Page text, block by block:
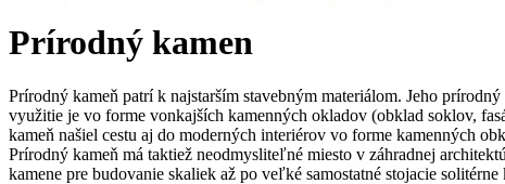
Prírodný kamen
Prírodný kameň patrí k najstarším stavebným materiálom. Jeho
využitie je vo forme vonkajších kamenných okladov (obklad soklov,
kameň našiel cestu aj do moderných interiérov vo forme kamenných
Prírodný kameň má taktiež neodmysliteľné miesto v záhradnej
kamene pre budovanie skaliek až po veľké samostatné stojacie solitérne